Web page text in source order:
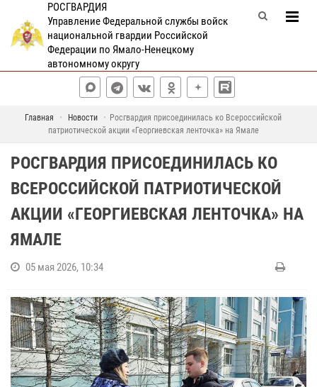
РОСГВАРДИЯ
Управление Федеральной службы войск
национальной гвардии Российской
Федерации по Ямало-Ненецкому
автономному округу
Главная Новости
Росгвардия присоединилась ко Всероссийской
патриотической акции «Георгиевская ленточка» на Ямале
РОСГВАРДИЯ ПРИСОЕДИНИЛАСЬ КО
ВСЕРОССИЙСКОЙ ПАТРИОТИЧЕСКОЙ
АКЦИИ «ГЕОРГИЕВСКАЯ ЛЕНТОЧКА» НА
ЯМАЛЕ
05 мая 2026, 10:34